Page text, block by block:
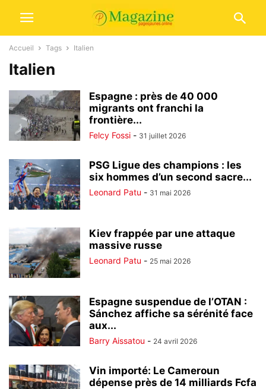
Accueil Tags Italien
Italien
Espagne : près de 40 000
migrants ont franchi la
frontière...
Felcy Fossi - 31 juillet 2026
PSG Ligue des champions : les
six hommes d’un second sacre...
Leonard Patu - 31 mai 2026
Kiev frappée par une attaque
massive russe
Leonard Patu - 25 mai 2026
Espagne suspendue de l’OTAN :
Sánchez affiche sa sérénité face
aux...
Barry Aissatou - 24 avril 2026
Vin importé: Le Cameroun
dépense près de 14 milliards Fcfa